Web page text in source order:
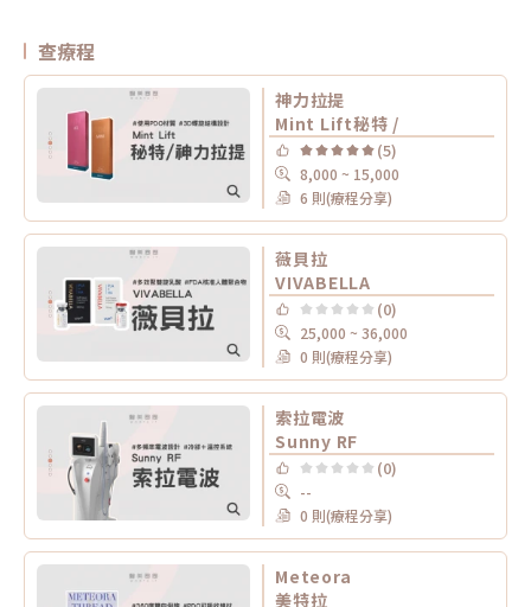
查療程
神力拉提
Mint Lift秘特 /
(5)
8,000 ~ 15,000
6 則(療程分享)
薇貝拉
VIVABELLA
(0)
25,000 ~ 36,000
0 則(療程分享)
索拉電波
Sunny RF
(0)
--
0 則(療程分享)
Meteora
美特拉